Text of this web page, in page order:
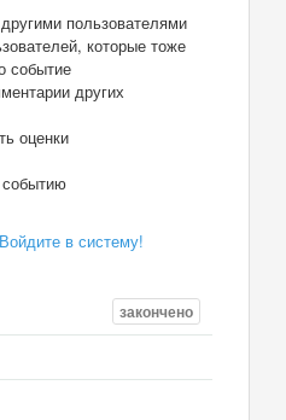
пользователями
которые тоже
событие
других
оценки
событию
Войдите в систему!
закончено